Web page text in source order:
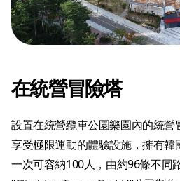
在統營冒險塔
設置在統營纜車公園樂園內的統
享受極限運動的體驗設施，擁有韓
一次可容納100人，由約96條不同